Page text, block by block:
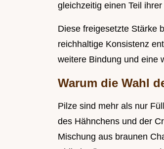
gleichzeitig einen Teil
Diese freigesetzte Stärke
reichhaltige Konsistenz
weitere Bindung und eine
Warum die Wahl
Pilze sind mehr als nur
des Hähnchens und der
Mischung aus braunen